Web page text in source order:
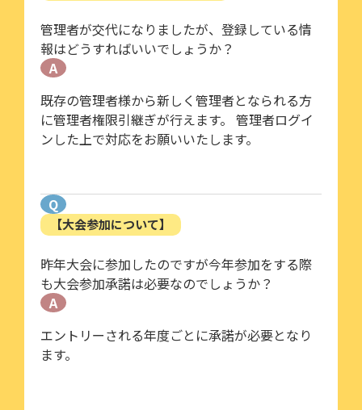
管理者が交代になりましたが、登録している情
報はどうすればいいでしょうか？
A
既存の管理者様から新しく管理者となられる方
に管理者権限引継ぎが行えます。 管理者ログイ
ンした上で対応をお願いいたします。
Q
【大会参加について】
昨年大会に参加したのですが今年参加をする際
も大会参加承諾は必要なのでしょうか？
A
エントリーされる年度ごとに承諾が必要となり
ます。